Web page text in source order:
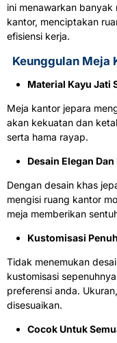
ini menawarkan
kantor, menciptakan
efisiensi kerja.
Keunggulan Meja
Material Kayu Jati
Meja kantor jepara
akan kekuatan dan
serta hama rayap.
Desain Elegan
Dengan desain khas
mengisi ruang kantor
meja memberikan
Kustomisasi Penuh
Tidak menemukan
kustomisasi
preferensi anda.
disesuaikan.
Cocok Untuk